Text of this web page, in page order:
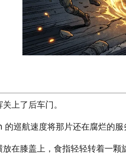
上了后车门。
巡航速度将那片还在腐烂的
在膝盖上，食指轻轻转着一